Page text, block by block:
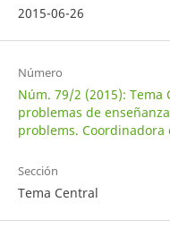
2015-06-26
Número
Núm. 79/2 (2015): Tema
problemas de
problems.
Sección
Tema Central